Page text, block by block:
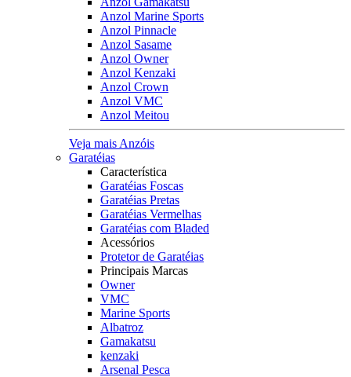
Anzol Marine Sports
Anzol Pinnacle
Anzol Sasame
Anzol Owner
Anzol Kenzaki
Anzol Crown
Anzol VMC
Anzol Meitou
Veja mais Anzóis
Garatéias
Característica
Garatéias Foscas
Garatéias Pretas
Garatéias Vermelhas
Garatéias com Bladed
Acessórios
Protetor de Garatéias
Principais Marcas
Owner
VMC
Marine Sports
Albatroz
Gamakatsu
kenzaki
Arsenal Pesca